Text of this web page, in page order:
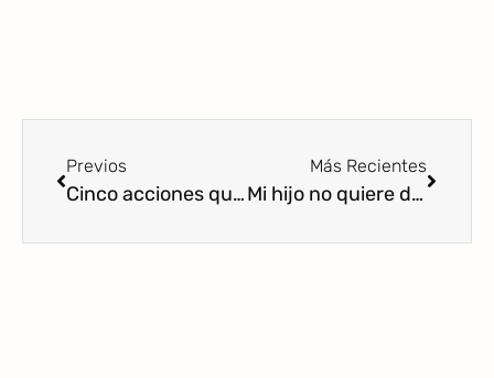
Previos
Cinco acciones que ayudarán a tu hijo a aprender a defenderse
Más Recientes
Mi hijo no quiere disfrazarse